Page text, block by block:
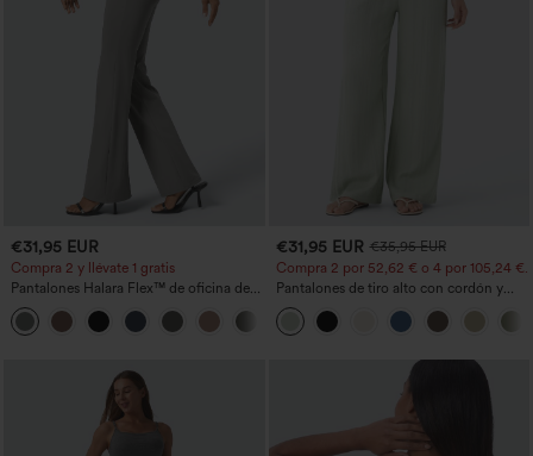
€31,95 EUR
Compra 2 y llévate 1 gratis
Pantalones Halara Flex™ de oficina de
tiro alto ligeramente acampanados con
bolsillos
€31,95 EUR €35,95 EUR
Compra 2 por 52,62 € o 4 por 105,24 €.
Pantalones de tiro alto con cordón y
bolsillos, pernera ancha, holgados y de
estilo casual con tacto de lino.